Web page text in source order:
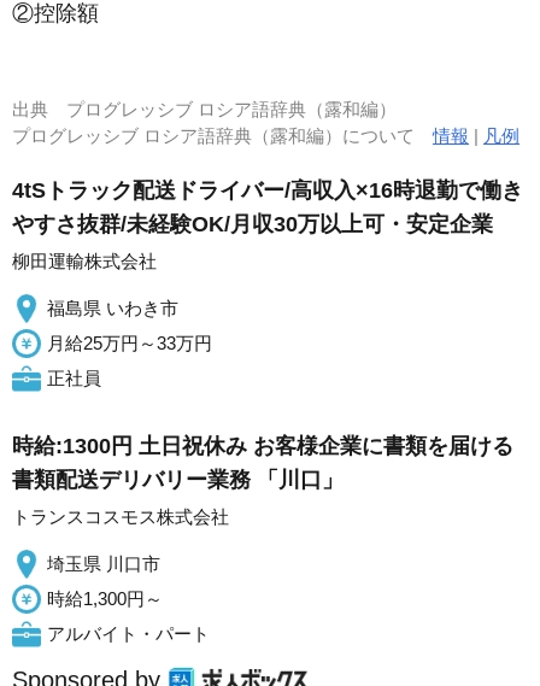
②控除額
出典 プログレッシブ ロシア語辞典（露和編）
プログレッシブ ロシア語辞典（露和編）について情報 | 凡例
4tSトラック配送ドライバー/高収入×16時退勤で働き
やすさ抜群/未経験OK/月収30万以上可・安定企業
柳田運輸株式会社
福島県 いわき市
月給25万円～33万円
正社員
時給:1300円 土日祝休み お客様企業に書類を届ける
書類配送デリバリー業務 「川口」
トランスコスモス株式会社
埼玉県 川口市
時給1,300円～
アルバイト・パート
Sponsored by